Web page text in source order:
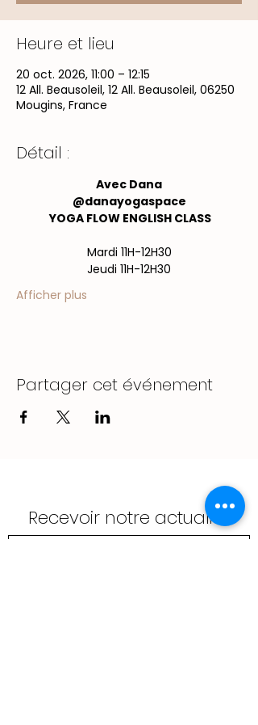
Heure et lieu
20 oct. 2026, 11:00 – 12:15
12 All. Beausoleil, 12 All. Beausoleil, 06250
Mougins, France
Détail :
Avec Dana
@danayogaspace
YOGA FLOW ENGLISH CLASS
Mardi 11H-12H30
Jeudi 11H-12H30
Afficher plus
Partager cet événement
Recevoir notre actualité